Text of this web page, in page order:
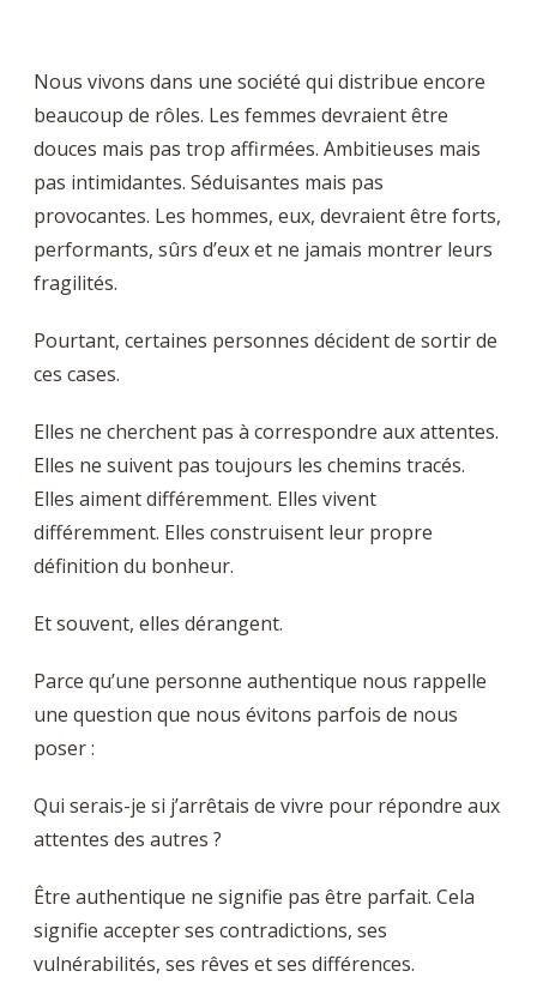
Nous vivons dans une société qui distribue encore
beaucoup de rôles. Les femmes devraient être
douces mais pas trop affirmées. Ambitieuses mais
pas intimidantes. Séduisantes mais pas
provocantes. Les hommes, eux, devraient être forts,
performants, sûrs d’eux et ne jamais montrer leurs
fragilités.
Pourtant, certaines personnes décident de sortir de
ces cases.
Elles ne cherchent pas à correspondre aux attentes.
Elles ne suivent pas toujours les chemins tracés.
Elles aiment différemment. Elles vivent
différemment. Elles construisent leur propre
définition du bonheur.
Et souvent, elles dérangent.
Parce qu’une personne authentique nous rappelle
une question que nous évitons parfois de nous
poser :
Qui serais-je si j’arrêtais de vivre pour répondre aux
attentes des autres ?
Être authentique ne signifie pas être parfait. Cela
signifie accepter ses contradictions, ses
vulnérabilités, ses rêves et ses différences.